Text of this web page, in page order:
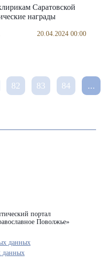
Саратовской
награды
20.04.2024 00:00
82 83 84 ...
портал
Поволжье»
данных
данных